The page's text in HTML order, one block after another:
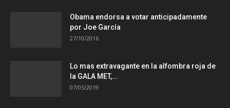
Obama endorsa a votar anticipadamente
por Joe García
27/10/2016
Lo mas extravagante en la alfombra roja de
la GALA MET,...
07/05/2019